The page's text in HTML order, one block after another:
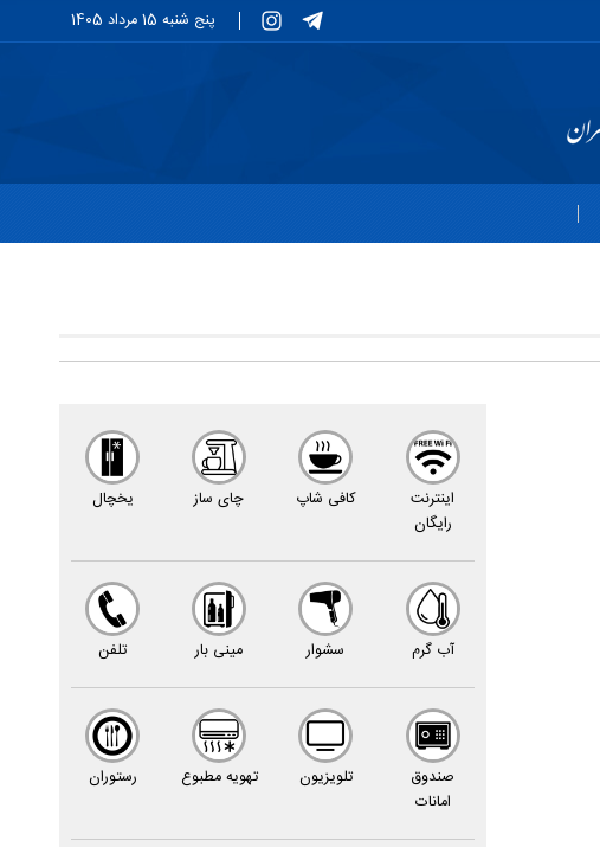
پنج شنبه 15 مرداد 1405
اینترنت
رایگان
کافى شاپ چاى ساز یخچال
آب گرم سشوار مینى بار تلفن
صندوق
امانات
تلویزیون تهویه مطبوع رستوران